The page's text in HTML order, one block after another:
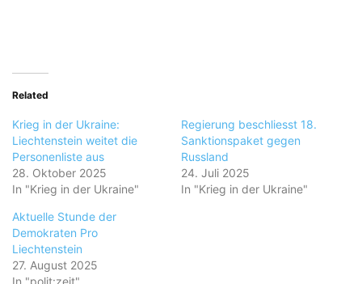
Related
Krieg in der Ukraine:
Liechtenstein weitet die
Personenliste aus
28. Oktober 2025
In "Krieg in der Ukraine"
Regierung beschliesst 18.
Sanktionspaket gegen
Russland
24. Juli 2025
In "Krieg in der Ukraine"
Aktuelle Stunde der
Demokraten Pro
Liechtenstein
27. August 2025
In "polit:zeit"